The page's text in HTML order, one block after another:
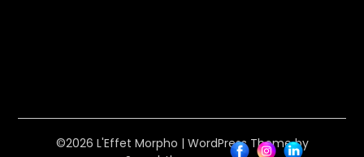
©2026 L'Effet Morpho | WordPress Theme by